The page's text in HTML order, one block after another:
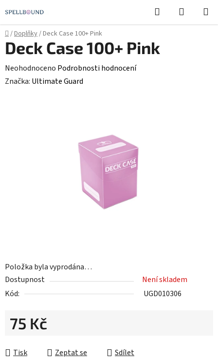
na
obsah
Hledat
KOŠÍK
Domů
/Doplňky/Deck Case 100+ Pink
Položka byla vyprodána…
Dostupnost
Není skladem
Kód:
UGD010306
75 Kč
Tisk
Zeptat se Sdílet
Deck Case 100+ Pink
Průměrné
hodnocení
Neohodnoceno Podrobnosti hodnocení
Značka: Ultimate Guard